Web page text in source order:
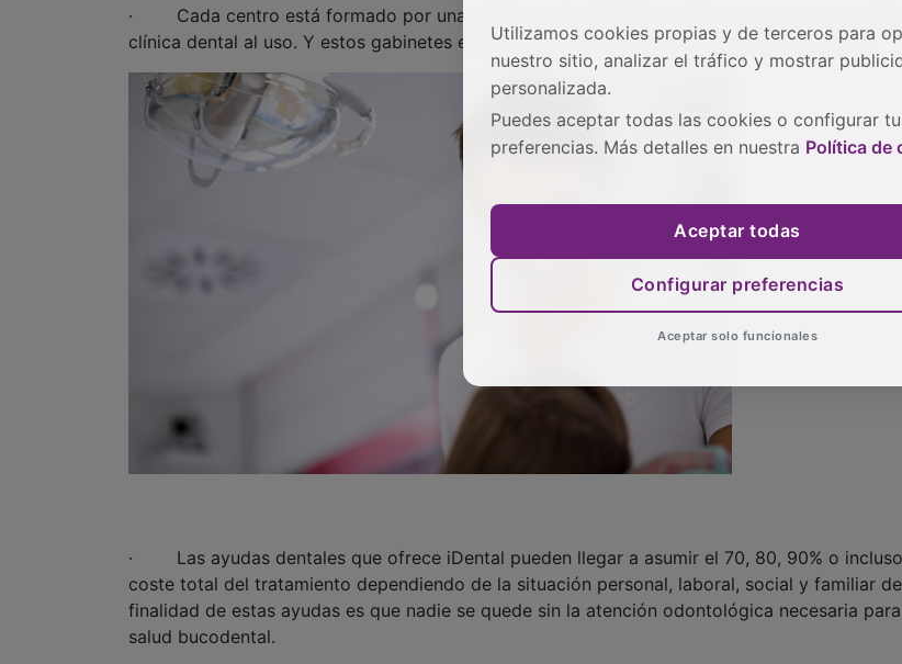
· Cada centro está formado por una media de 25 gabinetes, frente a los 3 ó 4 que suele
clínica dental al uso. Y estos gabinetes están divididos por especialidades odontológicas.
· Las ayudas dentales que ofrece iDental pueden llegar a asumir el 70, 80, 90% o incluso
coste total del tratamiento dependiendo de la situación personal, laboral, social y familiar
finalidad de estas ayudas es que nadie se quede sin la atención odontológica necesaria
salud bucodental.
Utilizamos cookies propias y de terceros para
nuestro sitio, analizar el tráfico y mostrar
personalizada.
Puedes aceptar todas las cookies o configurar
preferencias. Más detalles en nuestra Política de
Aceptar todas
Configurar preferencias
Aceptar solo funcionales